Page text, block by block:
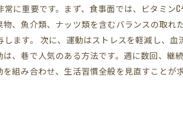
に重要です。まず、食事面では、ビタミン
、魚介類、ナッツ類を含むバランスの取れ
ます。 次に、運動はストレスを軽減し、
、巷で人気のある方法です。週に数回、継
組み合わせ、生活習慣全般を見直すことが求